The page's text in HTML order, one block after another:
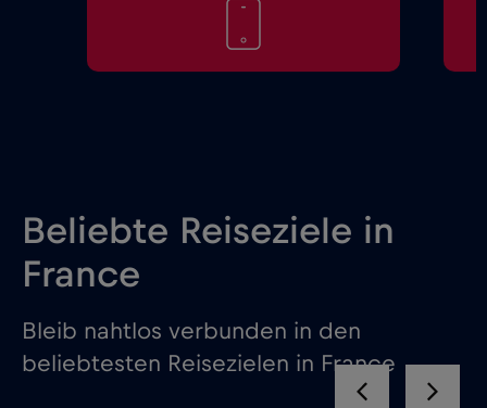
Beliebte Reiseziele in
France
Bleib nahtlos verbunden in den
beliebtesten Reisezielen in France